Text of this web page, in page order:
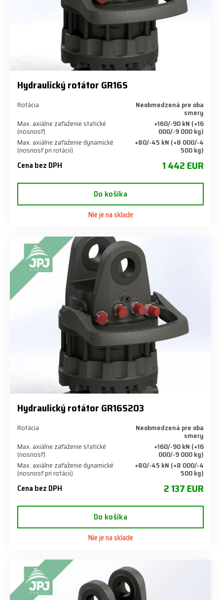
Hydraulický rotátor GR16S
Rotácia Neobmedzená pre oba
smery
Max. axiálne zaťaženie statické
(nosnosť)
+160/-90 kN (+16
000/-9 000 kg)
Max. axiálne zaťaženie dynamické
(nosnosť pri rotácii)
+80/-45 kN (+8 000/-4
500 kg)
Cena bez DPH 1 442 EUR
Do košíka
Nie je na sklade
Hydraulický rotátor GR16S203
Rotácia Neobmedzená pre oba
smery
Max. axiálne zaťaženie statické
(nosnosť)
+160/-90 kN (+16
000/-9 000 kg)
Max. axiálne zaťaženie dynamické
(nosnosť pri rotácii)
+80/-45 kN (+8 000/-4
500 kg)
Cena bez DPH 2 137 EUR
Do košíka
Nie je na sklade